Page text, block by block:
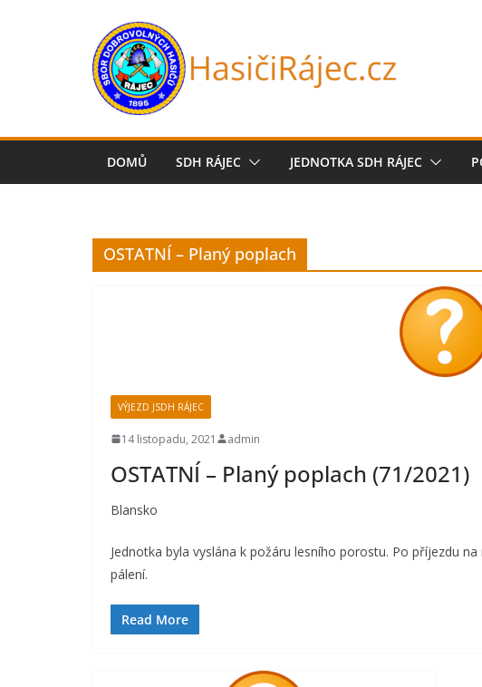
DOMŮ SDH RÁJEC JEDNOTKA SDH RÁJEC
OSTATNÍ – Planý poplach
VÝJEZD JSDH RÁJEC
14 listopadu, 2021 admin
OSTATNÍ – Planý poplach (71/2021)
Blansko
Jednotka byla vyslána k požáru lesního porostu. Po příjezdu
pálení.
Read More